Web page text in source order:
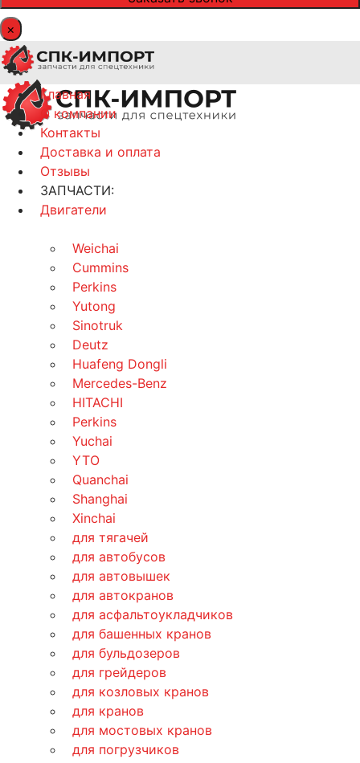
×
Главная
О компании
Контакты
Доставка и оплата
Отзывы
ЗАПЧАСТИ:
Двигатели
Weichai
Cummins
Perkins
Yutong
Sinotruk
Deutz
Huafeng Dongli
Mercedes-Benz
HITACHI
Perkins
Yuchai
YTO
Quanchai
Shanghai
Xinchai
для тягачей
для автобусов
для автовышек
для автокранов
для асфальтоукладчиков
для башенных кранов
для бульдозеров
для грейдеров
для козловых кранов
для кранов
для мостовых кранов
для погрузчиков